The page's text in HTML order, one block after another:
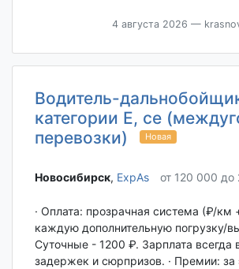
4 августа 2026 —
Водитель-
категории Е, се
перевозки)
Новая
Новосибирск‎, ExpAs от 120 000 до
· Оплата: прозрачная система (₽/км
каждую дополнительную погрузку/
Суточные - 1200 ₽. Зарплата всегда
задержек и сюрпризов. · Премии: